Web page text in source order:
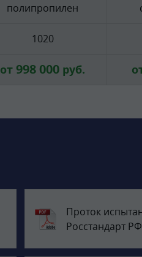
полипропилен
1020
от 998 000 руб.
Проток
Росстандарт РФ